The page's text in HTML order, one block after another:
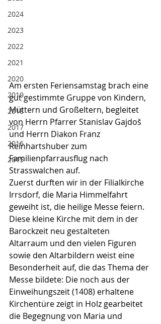
2024
2023
2022
2021
2020
2019
2018
2017
2016
2015
Am ersten Feriensamstag brach eine
gut gestimmte Gruppe von Kindern,
Müttern und Großeltern, begleitet
von Herrn Pfarrer Stanislav Gajdoš
und Herrn Diakon Franz
Reinhartshuber zum
Familienpfarrausflug nach
Strasswalchen auf.
Zuerst durften wir in der Filialkirche
Irrsdorf, die Maria Himmelfahrt
geweiht ist, die heilige Messe feiern.
Diese kleine Kirche mit dem in der
Barockzeit neu gestalteten
Altarraum und den vielen Figuren
sowie den Altarbildern weist eine
Besonderheit auf, die das Thema der
Messe bildete: Die noch aus der
Einweihungszeit (1408) erhaltene
Kirchentüre zeigt in Holz gearbeitet
die Begegnung von Maria und